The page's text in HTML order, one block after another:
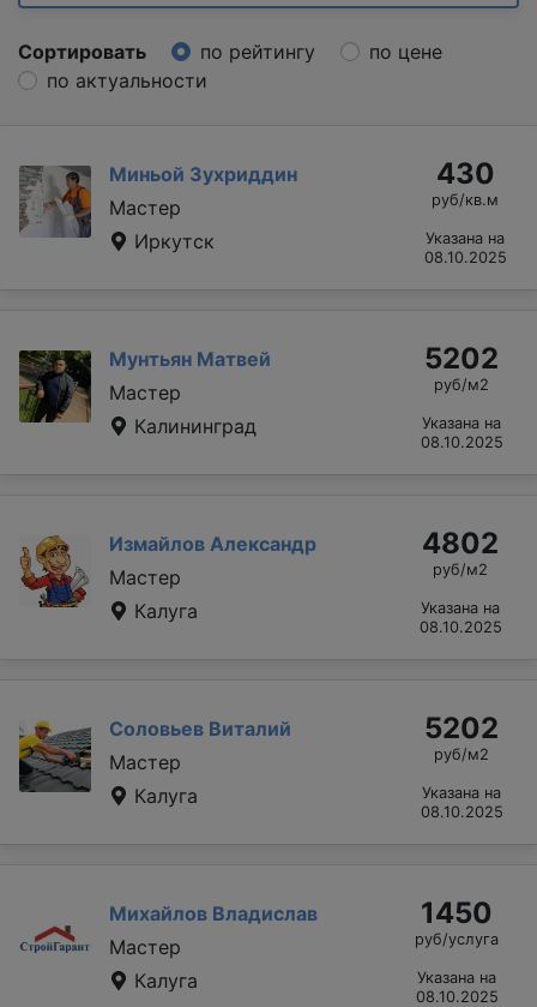
Сортировать по рейтингу
по цене
по актуальности
Миньой Зухриддин
Мастер
Иркутск
430
руб/кв.м
Указана на
08.10.2025
Мунтьян Матвей
Мастер
Калининград
5202
руб/м2
Указана на
08.10.2025
Измайлов Александр
Мастер
Калуга
4802
руб/м2
Указана на
08.10.2025
Соловьев Виталий
Мастер
Калуга
5202
руб/м2
Указана на
08.10.2025
Михайлов Владислав
Мастер
Калуга
1450
руб/услуга
Указана на
08.10.2025